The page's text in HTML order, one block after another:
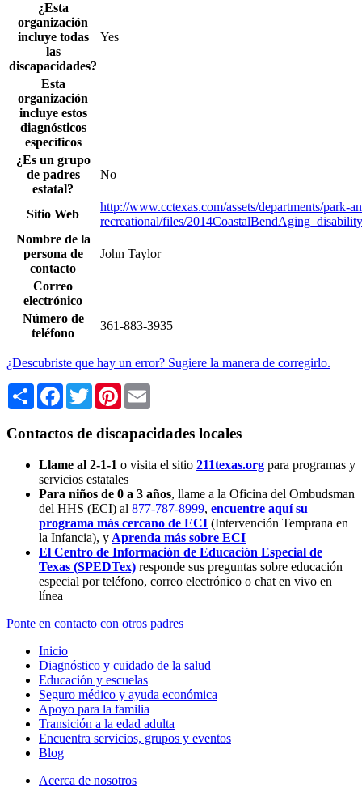
¿Esta
organización
incluye todas
las
discapacidades?
Yes
Esta
organización
incluye estos
diagnósticos
específicos
¿Es un grupo
de padres
estatal?
No
Sitio Web
http://www.cctexas.com/assets/departments/park-
recreational/files/
Nombre de la
persona de
contacto
John Taylor
Correo
electrónico
Número de
teléfono
361-883-3935
¿Descubriste que hay un error? Sugiere la manera de corregirlo.
Share Facebook
TwitterPinterest
Contactos de discapacidades locales
Llame al 2-1-1 o visita el sitio 211texas.org para programas y
servicios estatales
Para niños de 0 a 3 años, llame a la Oficina del Ombudsman
del HHS (ECI) al 877-787-8999, encuentre aquí su
programa más cercano de ECI (Intervención Temprana en
la Infancia), y Aprenda más sobre ECI
El Centro de Información de Educación Especial de
Texas (SPEDTex) responde sus preguntas sobre educación
especial por teléfono, correo electrónico o chat en vivo en
línea
Ponte en contacto con otros padres
Inicio
Diagnóstico y cuidado de la salud
Educación y escuelas
Seguro médico y ayuda económica
Apoyo para la familia
Transición a la edad adulta
Encuentra servicios, grupos y eventos
Blog
Acerca de nosotros